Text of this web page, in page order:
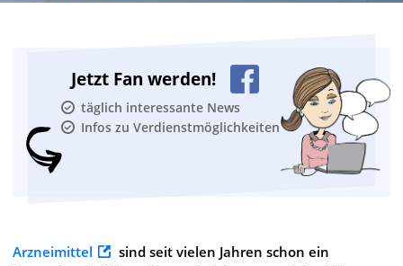
Jetzt Fan werden!
täglich interessante News
Infos zu Verdienstmöglichkeiten
Arzneimittel
sind seit vielen Jahren schon ein